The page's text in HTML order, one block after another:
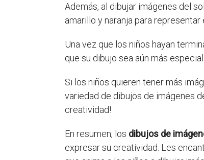
Además, al dibujar imágenes del
amarillo y naranja para
Una vez que los niños hayan
que su dibujo sea aún más
Si los niños quieren tener más
variedad de dibujos de imágenes
creatividad!
En resumen, los dibujos de
expresar su creatividad. Les